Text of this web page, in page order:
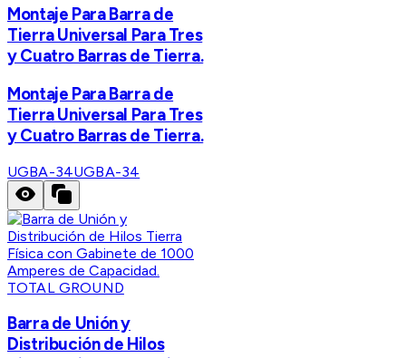
Montaje Para Barra de
Tierra Universal Para Tres
y Cuatro Barras de Tierra.
Montaje Para Barra de
Tierra Universal Para Tres
y Cuatro Barras de Tierra.
UGBA-34UGBA-34
TOTAL GROUND
Barra de Unión y
Distribución de Hilos